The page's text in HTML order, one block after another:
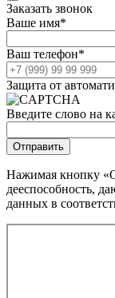
Заказать звонок
Ваше имя*
Ваш телефон*
Защита от
Введите слово на
Нажимая кнопку
дееспособность,
данных в